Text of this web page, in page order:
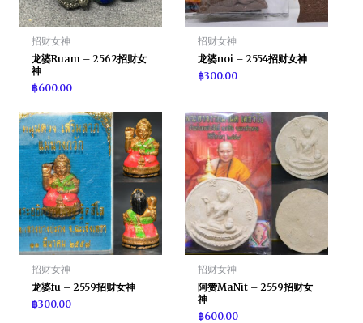
招财女神
龙婆Ruam – 2562招财女
神
฿600.00
招财女神
龙婆noi – 2554招财女神
฿300.00
招财女神
龙婆fu – 2559招财女神
฿300.00
招财女神
阿赞MaNit – 2559招财女
神
฿600.00